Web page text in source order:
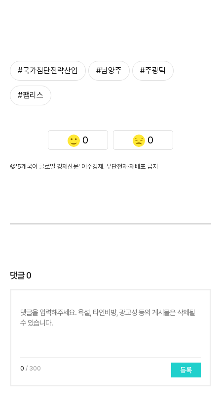
#국가첨단전략산업 #남양주 #주광덕
#팹리스
0 0
©'5개국어 글로벌 경제신문' 아주경제. 무단전재·재배포 금지
댓글0
0 / 300 등록